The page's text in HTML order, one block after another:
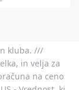
kluba. ///
in velja za
na ceno